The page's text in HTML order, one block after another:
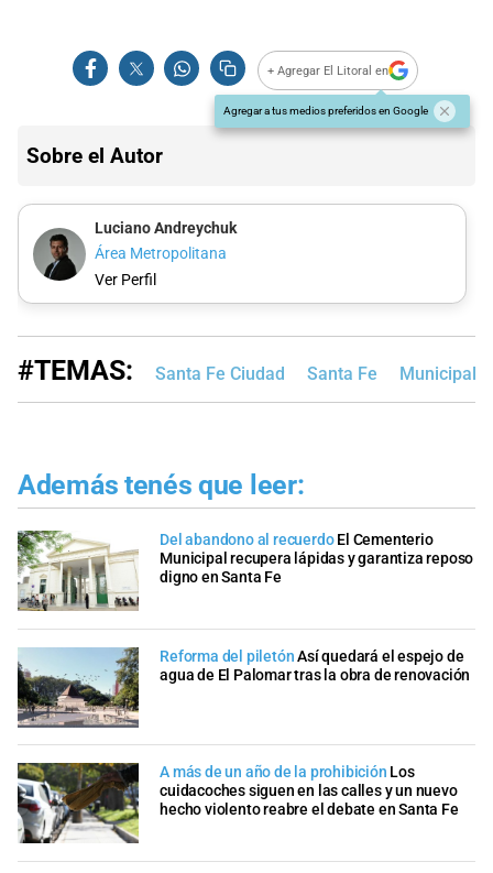
+ Agregar El Litoral en
Agregar a tus medios preferidos en Google
Sobre el Autor
Luciano Andreychuk
Área Metropolitana
Ver Perfil
#TEMAS: Santa Fe Ciudad Santa Fe
Además tenés que leer:
Del abandono al recuerdo El Cementerio
Municipal recupera lápidas y garantiza reposo
digno en Santa Fe
Reforma del piletónAsí quedará el espejo de
agua de El Palomar tras la obra de renovación
A más de un año de la prohibición Los
cuidacoches siguen en las calles y un nuevo
hecho violento reabre el debate en Santa Fe